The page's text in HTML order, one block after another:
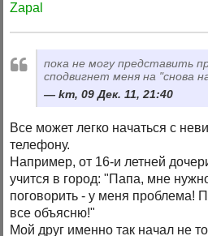
Zapal
пока не могу представить
сподвигнет меня на "снова
km, 09 Дек. 11, 21:40
Все может легко начаться с
телефону.
Например, от 16-и летней
учится в город: "Папа, мне
поговорить - у меня проблема!
все объясню!"
Мой друг именно так начал не